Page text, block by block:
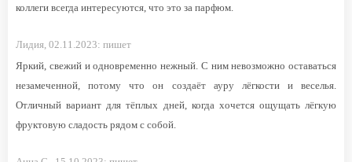
коллеги всегда интересуются, что это за парфюм.
Лидия, 02.11.2023: пишет
Яркий, свежий и одновременно нежный. С ним невозможно оставаться
незамеченной, потому что он создаёт ауру лёгкости и веселья.
Отличный вариант для тёплых дней, когда хочется ощущать лёгкую
фруктовую сладость рядом с собой.